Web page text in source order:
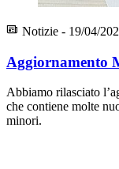
Notizie - 19/04/
Aggiornamento
Abbiamo rilasciato
che contiene molte
minori.